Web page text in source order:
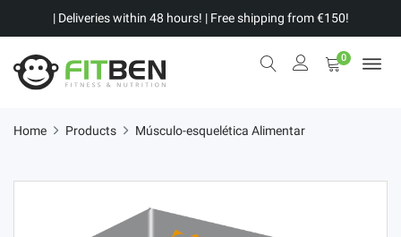
| Deliveries within 48 hours! | Free shipping from €150!
0
Home Products Músculo-esquelética Alimentar